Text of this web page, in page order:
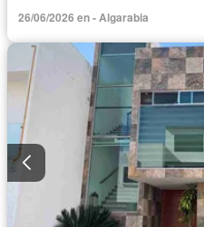
26/06/2026 en - Algarabia